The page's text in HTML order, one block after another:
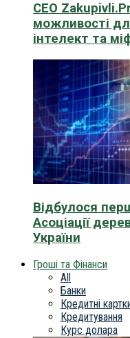
CEO
можливості
інтелект та
Відбулося
Асоціації
України
Гроші та Фінанси
All
Банки
Кредитні
Кредитування
Курс долара